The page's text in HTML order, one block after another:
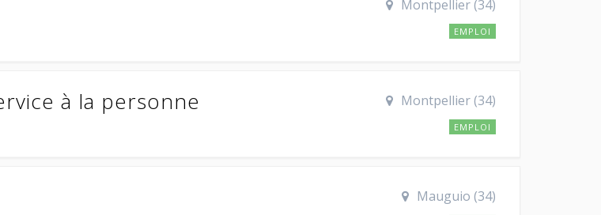
Montpellier (34)
EMPLOI
à la personne Montpellier (34)
EMPLOI
Mauguio (34)